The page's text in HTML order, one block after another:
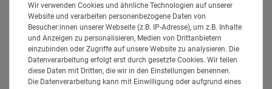
NAME / ANSPRECHPARTNER
DEINE EMAILADRESSE*
DEINE RUFNUMMER (NUR FÜR RÜCKFRAGEN)
Wir verwenden Cookies und ähnliche Technologien auf unserer
Website und verarbeiten personenbezogene Daten von
Besucher:innen unserer Webseite (z.B. IP-Adresse), um z.B. Inhalte
und Anzeigen zu personalisieren, Medien von Drittanbietern
einzubinden oder Zugriffe auf unsere Website zu analysieren. Die
Datenverarbeitung erfolgt erst durch gesetzte Cookies. Wir teilen
diese Daten mit Dritten, die wir in den Einstellungen benennen.
Die Datenverarbeitung kann mit Einwilligung oder aufgrund eines